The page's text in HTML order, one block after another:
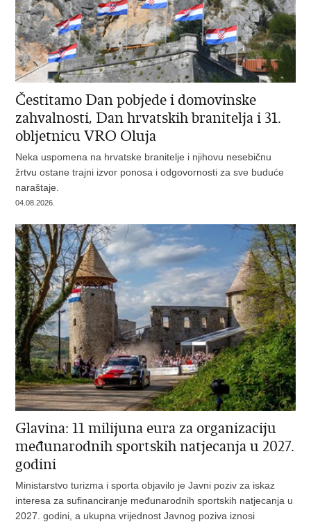
Čestitamo Dan pobjede i domovinske
zahvalnosti, Dan hrvatskih branitelja i 31.
obljetnicu VRO Oluja
Neka uspomena na hrvatske branitelje i njihovu nesebičnu
žrtvu ostane trajni izvor ponosa i odgovornosti za sve buduće
naraštaje.
04.08.2026.
Glavina: 11 milijuna eura za organizaciju
međunarodnih sportskih natjecanja u 2027.
godini
Ministarstvo turizma i sporta objavilo je Javni poziv za iskaz
interesa za sufinanciranje međunarodnih sportskih natjecanja u
2027. godini, a ukupna vrijednost Javnog poziva iznosi